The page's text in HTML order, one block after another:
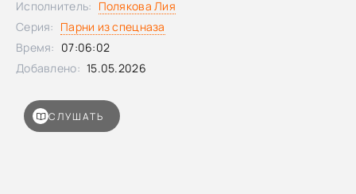
СЛУШАТЬ
Исполнитель: Полякова Лия
Серия: Парни из спецназа
Время: 07:06:02
Добавлено: 15.05.2026